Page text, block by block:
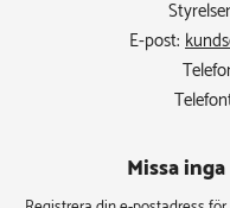
E-post:
Missa